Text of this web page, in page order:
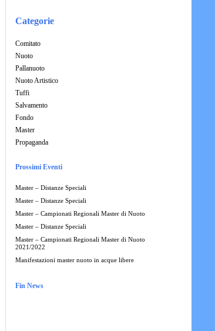
Categorie
Comitato
Nuoto
Pallanuoto
Nuoto Artistico
Tuffi
Salvamento
Fondo
Master
Propaganda
Prossimi Eventi
Master – Distanze Speciali
Master – Distanze Speciali
Master – Campionati Regionali Master di Nuoto
Master – Distanze Speciali
Master – Campionati Regionali Master di Nuoto
2021/2022
Manifestazioni master nuoto in acque libere
Fin News